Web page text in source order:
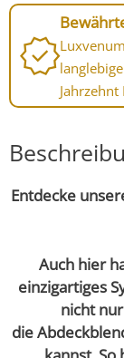
Entdecke
Auch hier
einzigartiges
nicht
die